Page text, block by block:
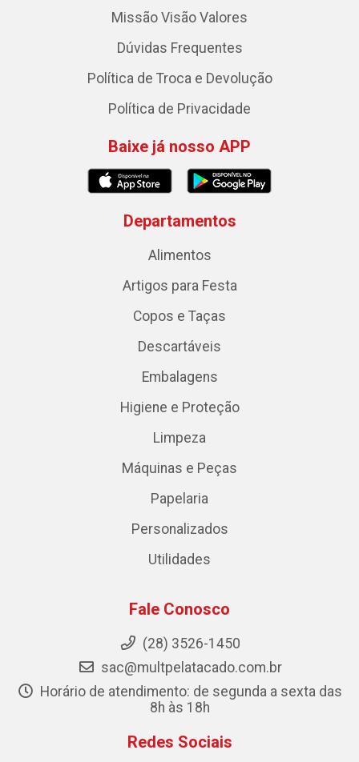
Missão Visão Valores
Dúvidas Frequentes
Política de Troca e Devolução
Política de Privacidade
Baixe já nosso APP
Departamentos
Alimentos
Artigos para Festa
Copos e Taças
Descartáveis
Embalagens
Higiene e Proteção
Limpeza
Máquinas e Peças
Papelaria
Personalizados
Utilidades
Fale Conosco
(28) 3526-1450
sac@multpelatacado.com.br
Horário de atendimento: de segunda a sexta das
8h às 18h
Redes Sociais